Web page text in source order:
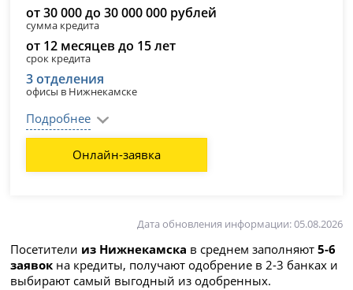
от 30 000 до 30 000 000 рублей
сумма кредита
от 12 месяцев до 15 лет
срок кредита
3 отделения
офисы в Нижнекамске
Подробнее
Онлайн-заявка
Дата обновления информации: 05.08.2026
Посетители из Нижнекамска в среднем заполняют5-6
заявок на кредиты, получают одобрение в 2-3 банках и
выбирают самый выгодный из одобренных.